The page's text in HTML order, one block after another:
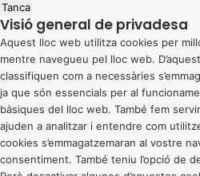
Tanca
Visió general de privadesa
Aquest lloc web utilitza cookies per
mentre navegueu pel lloc web.
classifiquen com a necessàries
ja que són essencials per al
bàsiques del lloc web. També fem
ajuden a analitzar i entendre com
cookies s’emmagatzemaran al vostre
consentiment. També teniu l’opció de